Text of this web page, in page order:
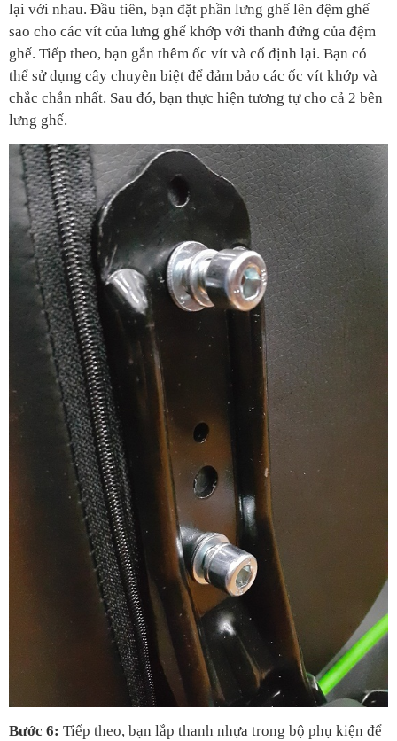
lại với nhau. Đầu tiên, bạn đặt phần lưng ghế lên đệm ghế
sao cho các vít của lưng ghế khớp với thanh đứng của đệm
ghế. Tiếp theo, bạn gắn thêm ốc vít và cố định lại. Bạn có
thể sử dụng cây chuyên biệt để đảm bảo các ốc vít khớp và
chắc chắn nhất. Sau đó, bạn thực hiện tương tự cho cả 2 bên
lưng ghế.
Bước 6: Tiếp theo, bạn lắp thanh nhựa trong bộ phụ kiện để